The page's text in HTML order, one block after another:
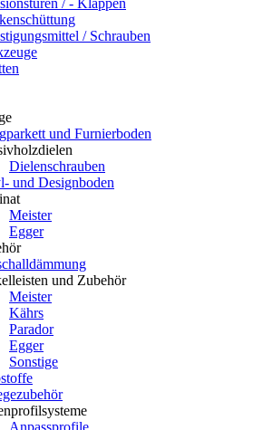
/ - Klappen
/ Schrauben
und Furnierboden
Dielenschrauben
und Designboden
Meister
Egger
und Zubehör
Meister
Kährs
Parador
Egger
Sonstige